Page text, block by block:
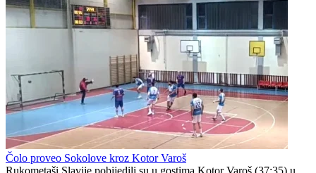
Slavija i Višegrad nastavili pobjednički niz, Stupar srušio
Hercegovinu u Nevesinju
Kotorvaroš u Srbiji
Kotor Varoš